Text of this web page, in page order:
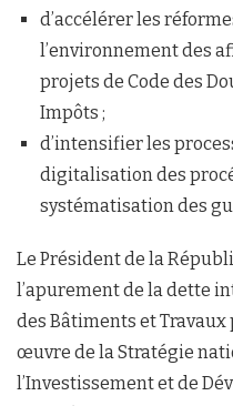
d’accélérer les
l’environnement des
projets de Code des
Impôts ;
d’intensifier les
digitalisation des
systématisation des
Le Président de la
l’apurement de la dette
des Bâtiments et Travaux
œuvre de la Stratégie
l’Investissement et de